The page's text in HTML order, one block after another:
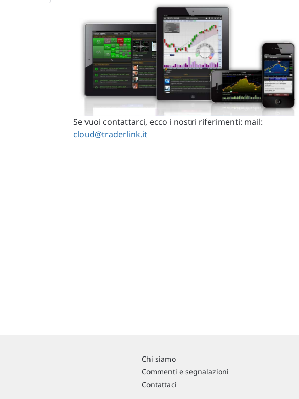
Se vuoi contattarci, ecco i nostri riferimenti: mail:
cloud@traderlink.it
Chi siamo
Commenti e segnalazioni
Contattaci